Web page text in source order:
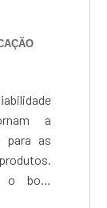
a
para as
o bom